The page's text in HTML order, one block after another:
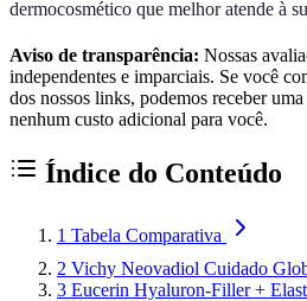
dermocosmético que melhor atende à
Aviso de transparência: Nossas
independentes e imparciais. Se você
dos nossos links, podemos receber
nenhum custo adicional para você.
Índice do Conteúdo
1 Tabela Comparativa
2 Vichy Neovadiol Cuidado
3 Eucerin Hyaluron-Filler +